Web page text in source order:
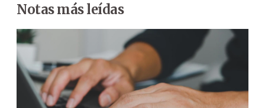
Notas más leídas